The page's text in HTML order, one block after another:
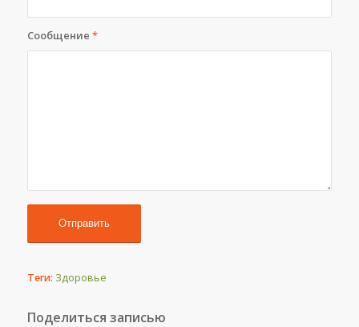
Сообщение *
Теги: Здоровье
Поделиться записью